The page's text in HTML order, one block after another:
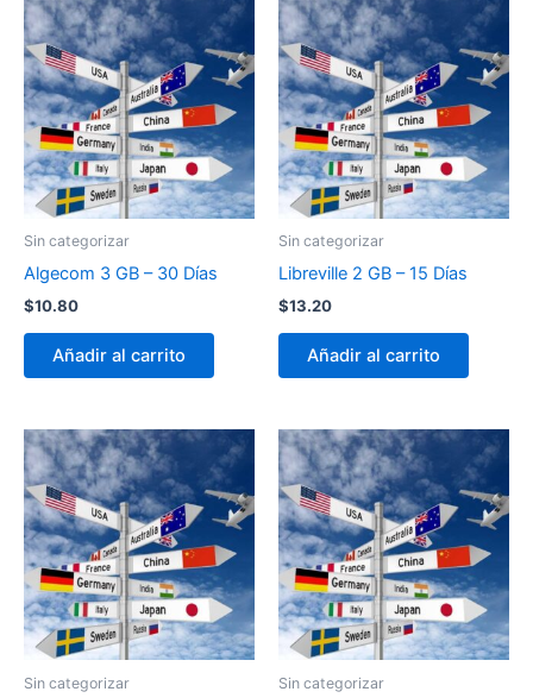
Sin categorizar
Algecom 3 GB – 30 Días
$10.80
Añadir al carrito
Sin categorizar
Libreville 2 GB – 15 Días
$13.20
Añadir al carrito
Sin categorizar Sin categorizar